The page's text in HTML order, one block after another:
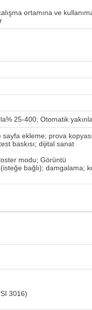
ortamına ve
25-400; Otomatik
ekleme; prova
baskısı; dijital sanat
modu; Görüntü
bağlı); damgalama;
3016)